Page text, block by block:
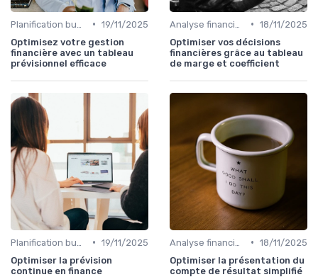
• 19/11/2025
Optimisez votre gestion
financière avec un tableau
prévisionnel efficace
• 18/11/2025
Optimiser vos décisions
financières grâce au tableau
de marge et coefficient
• 19/11/2025
Optimiser la prévision
continue en finance
• 18/11/2025
Optimiser la présentation du
compte de résultat simplifié